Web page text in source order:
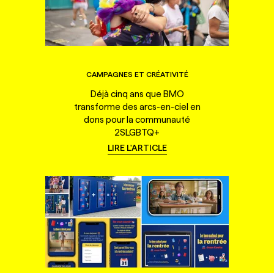
CAMPAGNES ET CRÉATIVITÉ
Déjà cinq ans que BMO
transforme des arcs-en-ciel en
dons pour la communauté
2SLGBTQ+
LIRE L'ARTICLE